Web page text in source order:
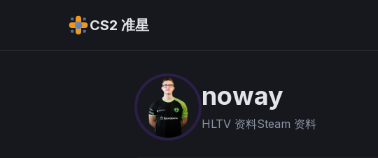
CS2 准星
noway
HLTV 资料Steam 资料